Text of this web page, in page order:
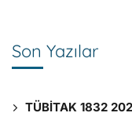
Son Yazılar
TÜBİTAK 1832